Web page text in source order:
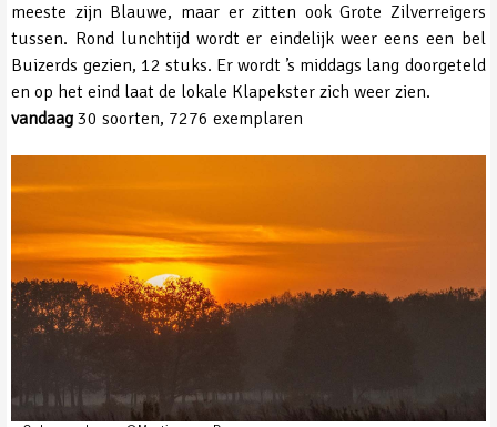
meeste zijn Blauwe, maar er zitten ook Grote Zilverreigers
tussen. Rond lunchtijd wordt er eindelijk weer eens een bel
Buizerds gezien, 12 stuks. Er wordt ’s middags lang doorgeteld
en op het eind laat de lokale Klapekster zich weer zien.
vandaag 30 soorten, 7276 exemplaren